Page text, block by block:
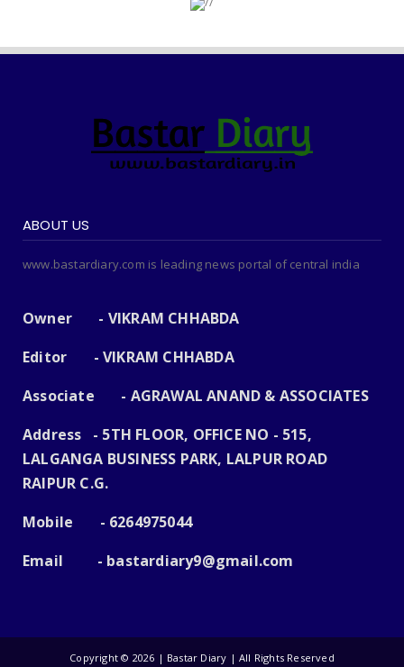
ABOUT US
www.bastardiary.com is leading news portal of central india
Owner - VIKRAM CHHABDA
Editor - VIKRAM CHHABDA
Associate - AGRAWAL ANAND & ASSOCIATES
Address - 5TH FLOOR, OFFICE NO - 515,
LALGANGA BUSINESS PARK, LALPUR ROAD
RAIPUR C.G.
Mobile - 6264975044
Email - bastardiary9@gmail.com
Copyright © 2026 | Bastar Diary | All Rights Reserved